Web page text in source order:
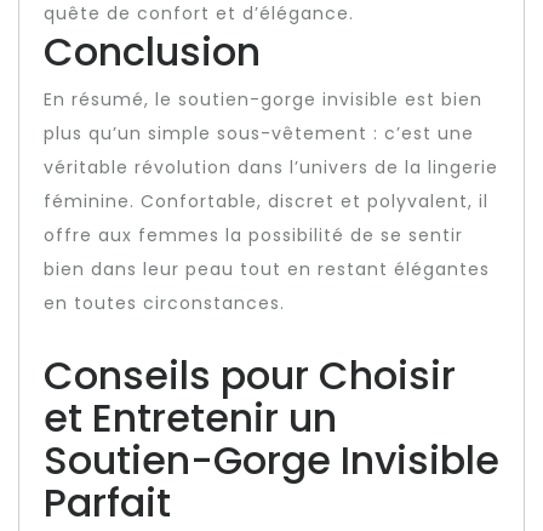
quête de confort et d’élégance.
Conclusion
En résumé, le soutien-gorge invisible est bien
plus qu’un simple sous-vêtement : c’est une
véritable révolution dans l’univers de la lingerie
féminine. Confortable, discret et polyvalent, il
offre aux femmes la possibilité de se sentir
bien dans leur peau tout en restant élégantes
en toutes circonstances.
Conseils pour Choisir
et Entretenir un
Soutien-Gorge Invisible
Parfait